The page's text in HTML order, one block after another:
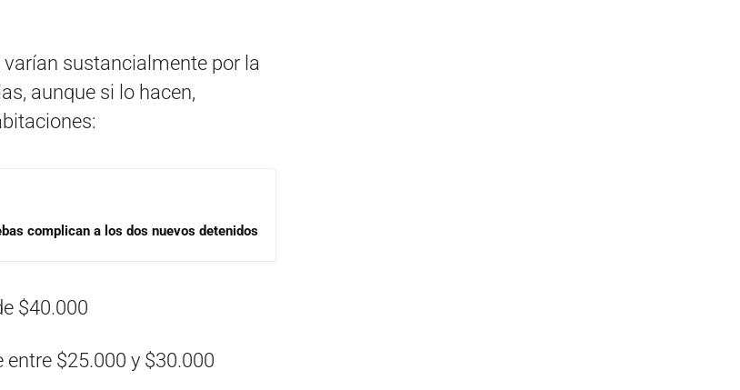
sustancialmente por la
aunque si lo hacen,
complican a los dos nuevos detenidos
$40.000
$25.000 y $30.000